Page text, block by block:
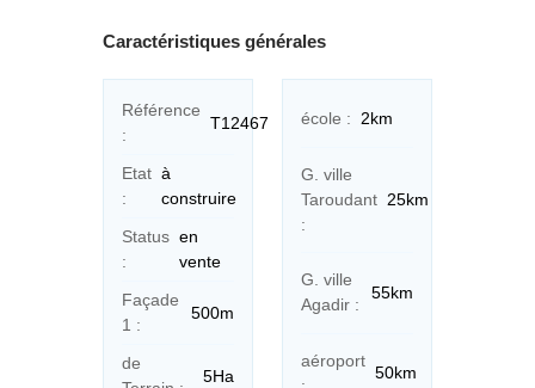
Caractéristiques générales
Référence
:
T12467
Etat
:
à
construire
Status
:
en
vente
Façade
1 :
500m
de
5Ha
école : 2km
G. ville
Taroudant
:
25km
G. ville
Agadir :
55km
aéroport
50km